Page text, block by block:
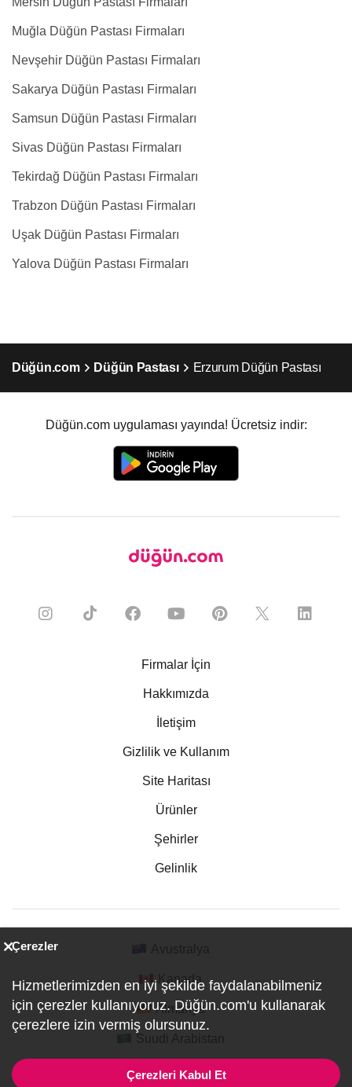
Muğla Düğün Pastası Firmaları
Nevşehir Düğün Pastası Firmaları
Sakarya Düğün Pastası Firmaları
Samsun Düğün Pastası Firmaları
Sivas Düğün Pastası Firmaları
Tekirdağ Düğün Pastası Firmaları
Trabzon Düğün Pastası Firmaları
Uşak Düğün Pastası Firmaları
Yalova Düğün Pastası Firmaları
Düğün.com Düğün Pastası Erzurum Düğün Pastası
Düğün.com uygulaması yayında! Ücretsiz indir:
Firmalar İçin
Hakkımızda
İletişim
Gizlilik ve Kullanım
Site Haritası
Ürünler
Şehirler
Gelinlik
Kanada
Almanya
Çerezler
Hizmetlerimizden en iyi şekilde faydalanabilmeniz
için çerezler kullanıyoruz. Düğün.com'u kullanarak
çerezlere izin vermiş olursunuz.
Çerezleri Kabul Et